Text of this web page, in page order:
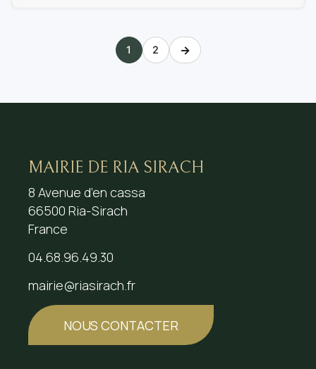
1 2 →
MAIRIE DE RIA SIRACH
8 Avenue d’en cassa
66500 Ria-Sirach
France
04.68.96.49.30
mairie@riasirach.fr
NOUS CONTACTER